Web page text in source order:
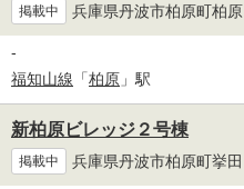
掲載中 兵庫県丹波市柏原町柏原
-
福知山線 「柏原 」駅
新柏原ビレッジ２号棟
掲載中 兵庫県丹波市柏原町挙田